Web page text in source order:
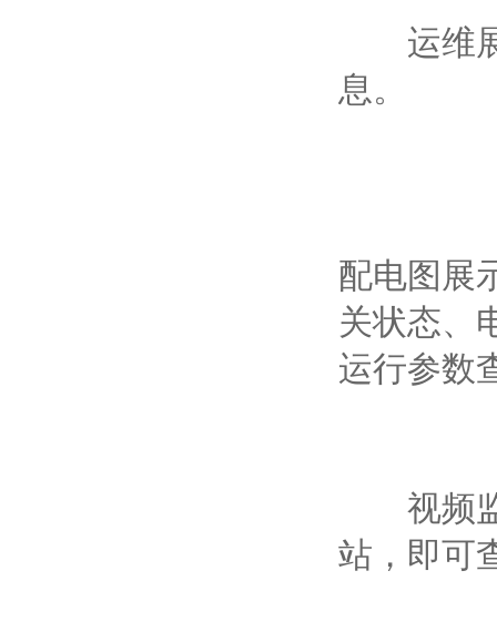
运维展
息。
配电图展
关状态、
运行参数
视频监
站，即可